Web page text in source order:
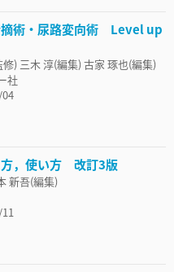
摘術・尿路変向術 Level up
) 三木 淳(編集) 古家 琢也(編集)
社
方，使い方 改訂3版
新吾(編集)